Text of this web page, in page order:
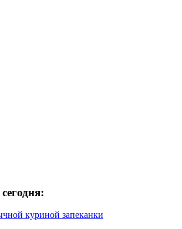
куриной запеканки